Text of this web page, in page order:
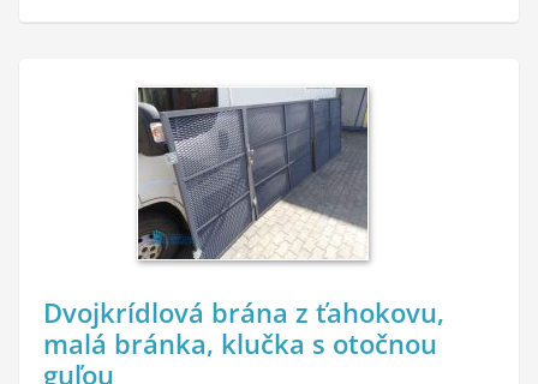
Dvojkrídlová brána z ťahokovu,
malá bránka, klučka s otočnou
guľou